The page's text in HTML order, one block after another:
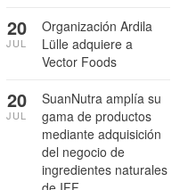
Organización Ardila
Lülle adquiere a
Vector Foods
20
JUL
SuanNutra amplía su
gama de productos
mediante adquisición
del negocio de
ingredientes naturales
20
JUL